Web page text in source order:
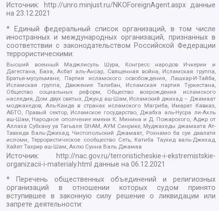
Источник: http://unro.minjust.ru/NKOForeignAgent.aspxданные
на23.12.2021
* Единый федеральный список организаций, в том числе
иностранных и международных организаций, признанных в
соответствии с законодательством Российской Федерации
террористическими:
Высший военный Маджлисуль Шура, Конгресс народов Ичкерии и
Дагестана, База, Асбат аль-Ансар, Священная война, Исламская группа,
Братья-мусульмане, Партия исламского освобождения, Лашкар-И-Тайба,
Исламская группа, Движение Талибан, Исламская партия Туркестана,
Общество социальных реформ, Общество возрождения исламского
наследия, Дом двух святых, Джунд аш-Шам, Исламский джихад – Джамаат
моджахедов, Аль-Каида в странах исламского Магриба, Имарат Кавказ,
АБТО, Правый сектор, Исламское государство, Джабха аль-Нусра ли-Ахль
аш-Шам, Народное ополчение имени К. Минина и Д. Пожарского, Аджр от
Аллаха Субхану уа Тагьаля SHAM, АУМ Синрике, Муджахеды джамаата Ат-
Тавхида Валь-Джихад, Чистопольский Джамаат, Рохнамо ба суи давлати
исломи, Террористическое сообщество Сеть, Катиба Таухид валь-Джихад,
Хайят Тахрир аш-Шам, Ахлю Сунна Валь Джамаа
Источник:
http://nac.gov.ru/terroristicheskie-i-ekstremistskie-
organizacii-i-materialy.html данные на06.12.2021
* Перечень общественных объединений и религиозных
организаций в отношении которых судом принято
вступившее в законную силу решение о ликвидации или
запрете деятельности: